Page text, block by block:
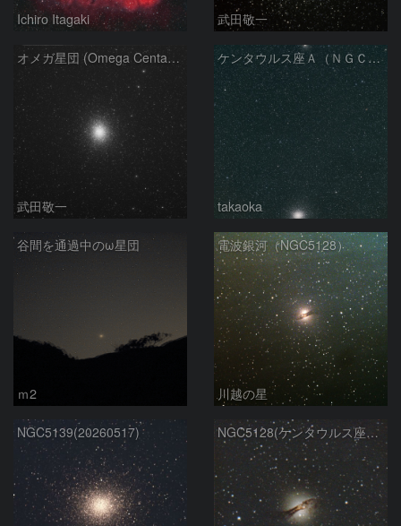
Ichiro Itagaki 武田敬一
オメガ星団 (Omega Centauri)
武田敬一
ケンタウルス座Ａ（ＮＧＣ５１２８）とオメガ星団
takaoka
谷間を通過中のω星団
ｍ2
電波銀河（NGC5128）
川越の星
NGC5139(20260517) NGC5128(ケンタウルス座A）